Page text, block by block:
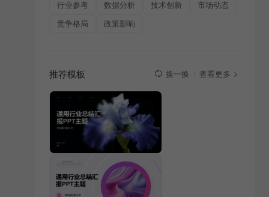
行业参考 数据分析 技术创新 市场动态
竞争格局 政策影响
推荐模板 换一换 查看更多